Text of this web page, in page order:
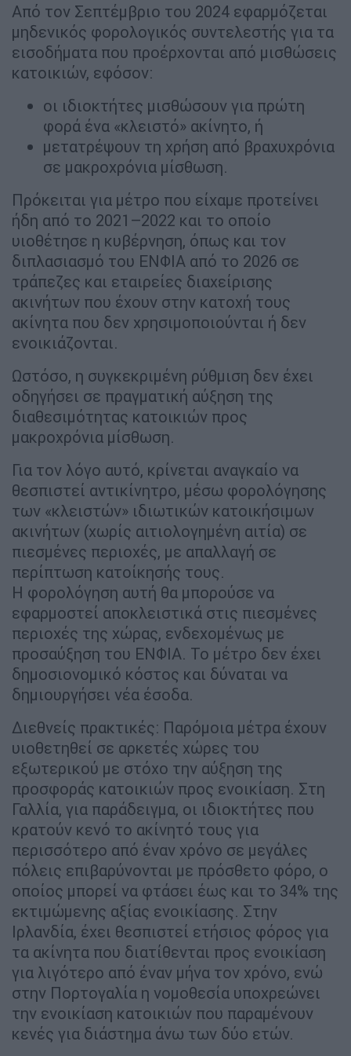
Από τον Σεπτέμβριο του 2024 εφαρμόζεται
μηδενικός φορολογικός συντελεστής για τα
εισοδήματα που προέρχονται από μισθώσεις
κατοικιών, εφόσον:
οι ιδιοκτήτες μισθώσουν για πρώτη
φορά ένα «κλειστό» ακίνητο, ή
μετατρέψουν τη χρήση από βραχυχρόνια
σε μακροχρόνια μίσθωση.
Πρόκειται για μέτρο που είχαμε προτείνει
ήδη από το 2021–2022 και το οποίο
υιοθέτησε η κυβέρνηση, όπως και τον
διπλασιασμό του ΕΝΦΙΑ από το 2026 σε
τράπεζες και εταιρείες διαχείρισης
ακινήτων που έχουν στην κατοχή τους
ακίνητα που δεν χρησιμοποιούνται ή δεν
ενοικιάζονται.
Ωστόσο, η συγκεκριμένη ρύθμιση δεν έχει
οδηγήσει σε πραγματική αύξηση της
διαθεσιμότητας κατοικιών προς
μακροχρόνια μίσθωση.
Για τον λόγο αυτό, κρίνεται αναγκαίο να
θεσπιστεί αντικίνητρο, μέσω φορολόγησης
των «κλειστών» ιδιωτικών κατοικήσιμων
ακινήτων (χωρίς αιτιολογημένη αιτία) σε
πιεσμένες περιοχές, με απαλλαγή σε
περίπτωση κατοίκησής τους.
Η φορολόγηση αυτή θα μπορούσε να
εφαρμοστεί αποκλειστικά στις πιεσμένες
περιοχές της χώρας, ενδεχομένως με
προσαύξηση του ΕΝΦΙΑ. Το μέτρο δεν έχει
δημοσιονομικό κόστος και δύναται να
δημιουργήσει νέα έσοδα.
Διεθνείς πρακτικές: Παρόμοια μέτρα έχουν
υιοθετηθεί σε αρκετές χώρες του
εξωτερικού με στόχο την αύξηση της
προσφοράς κατοικιών προς ενοικίαση. Στη
Γαλλία, για παράδειγμα, οι ιδιοκτήτες που
κρατούν κενό το ακίνητό τους για
περισσότερο από έναν χρόνο σε μεγάλες
πόλεις επιβαρύνονται με πρόσθετο φόρο, ο
οποίος μπορεί να φτάσει έως και το 34% της
εκτιμώμενης αξίας ενοικίασης. Στην
Ιρλανδία, έχει θεσπιστεί ετήσιος φόρος για
τα ακίνητα που διατίθενται προς ενοικίαση
για λιγότερο από έναν μήνα τον χρόνο, ενώ
στην Πορτογαλία η νομοθεσία υποχρεώνει
την ενοικίαση κατοικιών που παραμένουν
κενές για διάστημα άνω των δύο ετών.